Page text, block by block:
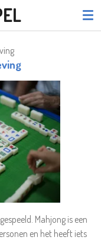
Mahjong is een
en het heeft iets